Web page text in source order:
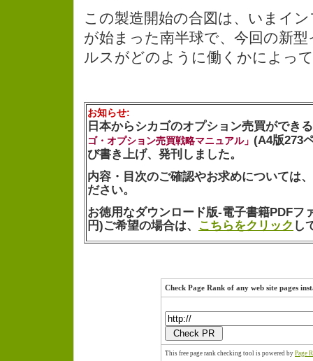
この製造開始の合図は、いまイ
が始まった南半球で、今回の新
ルスがどのように働くかによっ
お知らせ:
日本からシカゴのオプション売買ができ
ゴ・オプション売買戦略マニュアル」 (A4版273
び書き上げ、発刊しました。
内容・目次のご確認やお求めについては、
ださい。
お徳用なダウンロード版-電子書籍PDFフ
円)ご希望の場合は、
こちらをクリック し
Check Page Rank of any web site pages
This free page rank checking tool is powered by Page